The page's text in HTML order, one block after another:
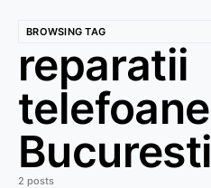
BROWSING TAG
reparatii
telefoane
Bucuresti
2 posts